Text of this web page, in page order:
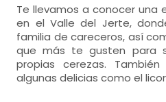
Te llevamos a conocer una
en el Valle del Jerte,
familia de careceros, así
que más te gusten para
propias cerezas.
algunas delicias como el